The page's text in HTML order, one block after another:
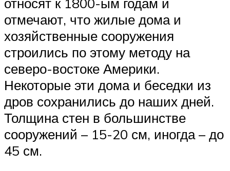
отмечают, что жилые дома и
хозяйственные сооружения
строились по этому методу на
северо-востоке Америки.
Некоторые эти дома и беседки из
дров сохранились до наших дней.
Толщина стен в большинстве
сооружений – 15-20 см, иногда – до
45 см.